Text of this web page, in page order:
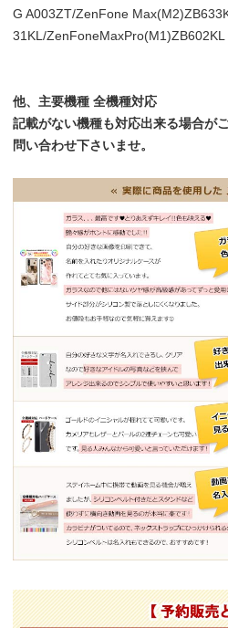
G A003ZT/ZenFone
31KL/ZenFoneMaxPro(M1)ZB602KL
他、主要機種 全機種対応
記載がない機種も対応出来る場合が
問い合わせ下さいませ。